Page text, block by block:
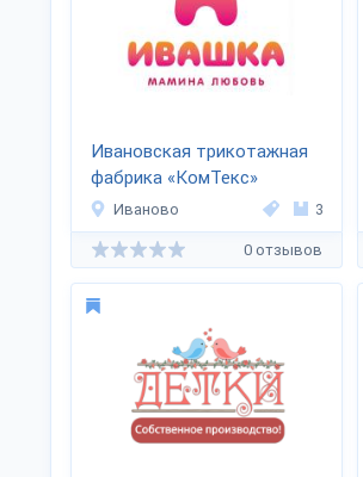
Ивановская трикотажная
фабрика «КомТекс»
Иваново 3
0 отзывов